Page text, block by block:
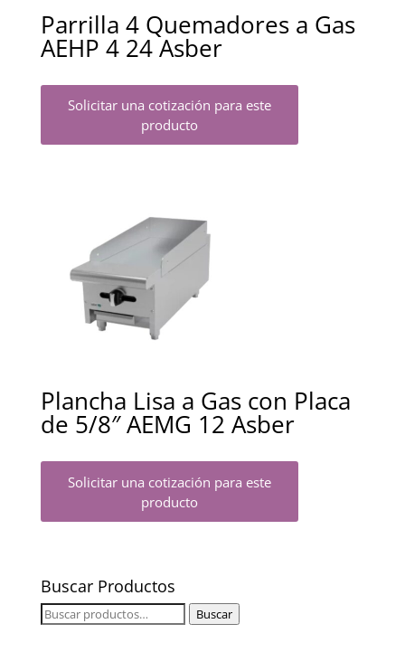
Parrilla 4 Quemadores a Gas
AEHP 4 24 Asber
Solicitar una cotización para este
producto
Plancha Lisa a Gas con Placa
de 5/8″ AEMG 12 Asber
Solicitar una cotización para este
producto
Buscar Productos
Buscar
Buscar